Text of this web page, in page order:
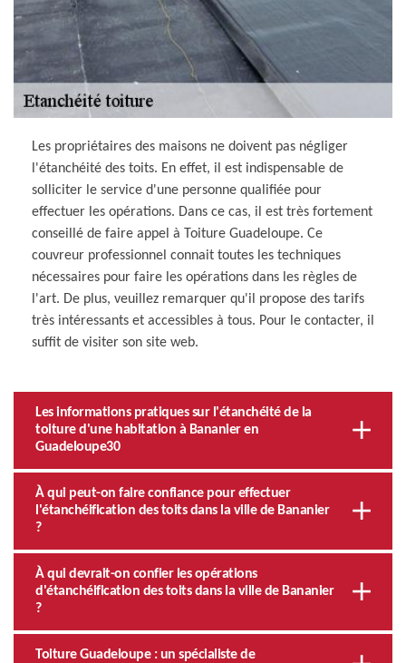
Les propriétaires des maisons ne doivent pas négliger
l'étanchéité des toits. En effet, il est indispensable de
solliciter le service d'une personne qualifiée pour
effectuer les opérations. Dans ce cas, il est très fortement
conseillé de faire appel à Toiture Guadeloupe. Ce
couvreur professionnel connait toutes les techniques
nécessaires pour faire les opérations dans les règles de
l'art. De plus, veuillez remarquer qu'il propose des tarifs
très intéressants et accessibles à tous. Pour le contacter, il
suffit de visiter son site web.
Les informations pratiques sur l'étanchéité de la
toiture d'une habitation à Bananier en
Guadeloupe30
À qui peut-on faire confiance pour effectuer
l'étanchéification des toits dans la ville de Bananier
?
À qui devrait-on confier les opérations
d'étanchéification des toits dans la ville de Bananier
?
Toiture Guadeloupe : un spécialiste de